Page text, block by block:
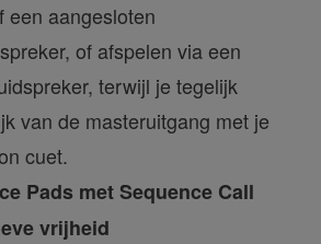
een aangesloten
of afspelen via een
terwijl je tegelijk
van de masteruitgang met je
cuet.
Pads met Sequence Call
vrijheid